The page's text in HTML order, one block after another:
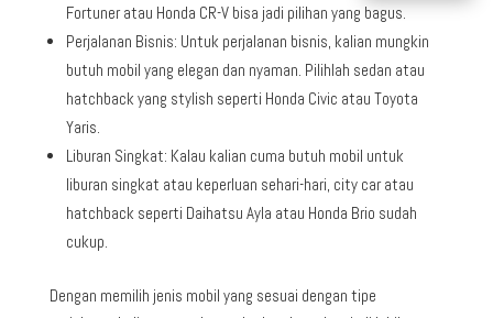
Fortuner atau Honda CR-V bisa jadi pilihan yang bagus.
Perjalanan Bisnis: Untuk perjalanan bisnis, kalian mungkin
butuh mobil yang elegan dan nyaman. Pilihlah sedan atau
hatchback yang stylish seperti Honda Civic atau Toyota
Yaris.
Liburan Singkat: Kalau kalian cuma butuh mobil untuk
liburan singkat atau keperluan sehari-hari, city car atau
hatchback seperti Daihatsu Ayla atau Honda Brio sudah
cukup.
Dengan memilih jenis mobil yang sesuai dengan tipe